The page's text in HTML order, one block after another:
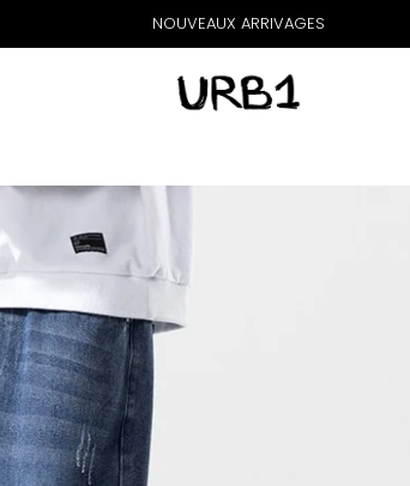
NOUVEAUX ARRIVAGES